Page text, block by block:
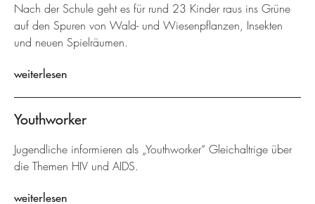
Nach der Schule geht es für rund 23 Kinder raus ins Grüne
auf den Spuren von Wald- und Wiesenpflanzen, Insekten
und neuen Spielräumen.
weiterlesen
Youthworker
Jugendliche informieren als „Youthworker“ Gleichaltrige über
die Themen HIV und AIDS.
weiterlesen